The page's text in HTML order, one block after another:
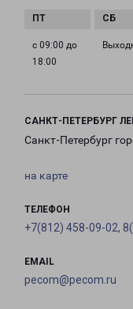
с 09:00 до
18:00
САНКТ-ПЕТЕРБУРГ
Санкт-Петербург
на карте
ТЕЛЕФОН
+7(812) 458-09-02,
EMAIL
pecom@pecom.ru